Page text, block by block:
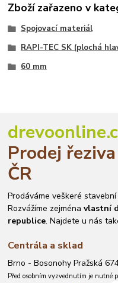
Zboží zařazeno v
Spojovací materiál
RAPI-TEC SK (plochá
60 mm
Prodej
ČR
Prodáváme veškeré
Rozvážíme zejménavlastní
republice. Najdete u nás
Centrála a sklad
Brno - Bosonohy Pražská
Před osobním vyzvednutím je nutné